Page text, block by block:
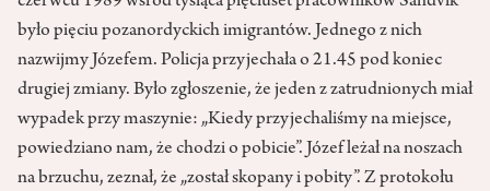
było pięciu pozanordyckich imigrantów. Jednego z nich
nazwijmy Józefem. Policja przyjechała o 21.45 pod koniec
drugiej zmiany. Było zgłoszenie, że jeden z zatrudnionych miał
wypadek przy maszynie: „Kiedy przyjechaliśmy na miejsce,
powiedziano nam, że chodzi o pobicie”. Józef leżał na noszach
na brzuchu, zeznał, że „został skopany i pobity”. Z protokołu